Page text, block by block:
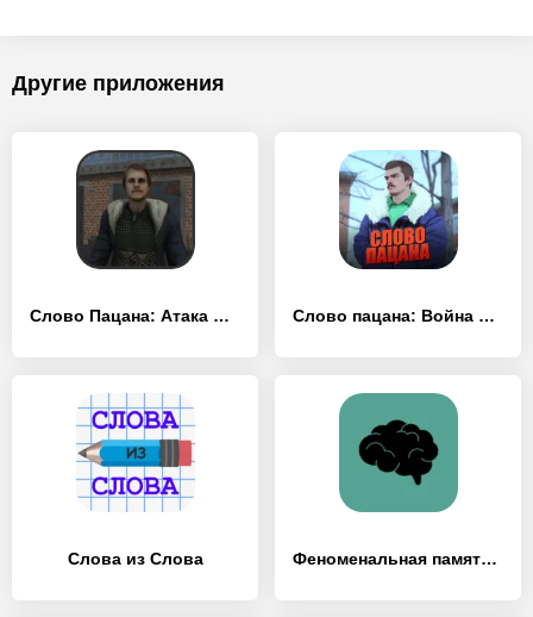
Другие приложения
Слово Пацана: Атака Чушпанов Слово пацана: Война Районов
Слова из Слова Феноменальная память – развитие мозга и памяти